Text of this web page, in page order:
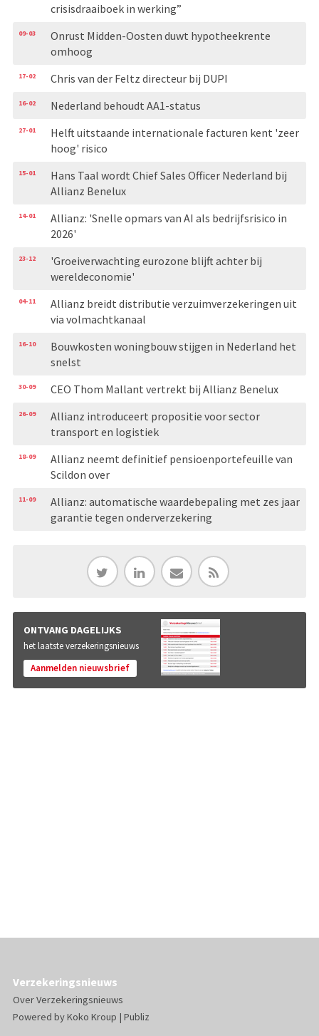
crisisdraaiboek in werking”
09-03
Onrust Midden-Oosten duwt hypotheekrente
omhoog
17-02 Chris van der Feltz directeur bij DUPI
16-02 Nederland behoudt AA1-status
27-01
Helft uitstaande internationale facturen kent 'zeer
hoog' risico
15-01
Hans Taal wordt Chief Sales Officer Nederland bij
Allianz Benelux
14-01
Allianz: 'Snelle opmars van AI als bedrijfsrisico in
2026'
23-12
'Groeiverwachting eurozone blijft achter bij
wereldeconomie'
04-11
Allianz breidt distributie verzuimverzekeringen uit
via volmachtkanaal
16-10
Bouwkosten woningbouw stijgen in Nederland het
snelst
30-09 CEO Thom Mallant vertrekt bij Allianz Benelux
26-09
Allianz introduceert propositie voor sector
transport en logistiek
18-09
Allianz neemt definitief pensioenportefeuille van
Scildon over
11-09
Allianz: automatische waardebepaling met zes jaar
garantie tegen onderverzekering
ONTVANG DAGELIJKS
het laatste verzekeringsnieuws
Aanmelden nieuwsbrief
Verzekeringsnieuws
Over Verzekeringsnieuws
Powered byKoko Kroup | Publiz